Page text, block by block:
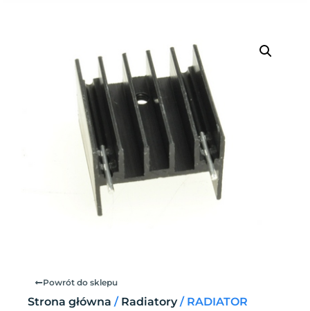
Powrót do sklepu
Strona główna / Radiatory/ RADIATOR